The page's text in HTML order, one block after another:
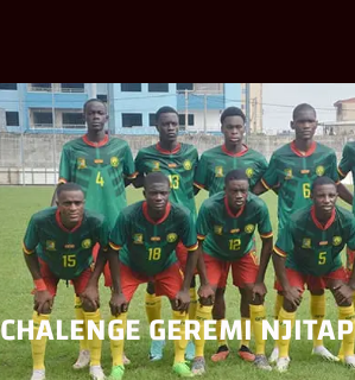
CHALENGE GEREMI